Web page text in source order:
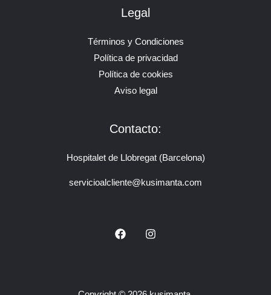
Legal
Términos y Condiciones
Política de privacidad
Política de cookies
Aviso legal
Contacto:
Hospitalet de Llobregat (Barcelona)
servicioalcliente@kusimanta.com